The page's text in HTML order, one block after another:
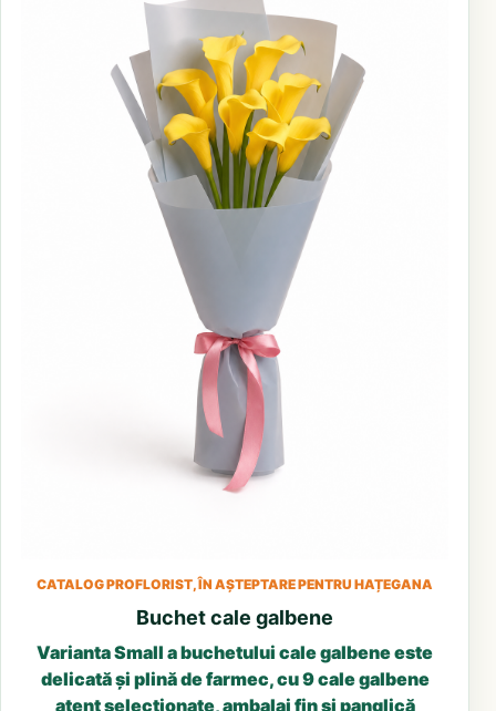
CATALOG PROFLORIST, ÎN AȘTEPTARE PENTRU HAȚEGANA
Buchet cale galbene
Varianta Small a buchetului cale galbene este
delicată și plină de farmec, cu 9 cale galbene
atent selecționate, ambalaj fin și panglică